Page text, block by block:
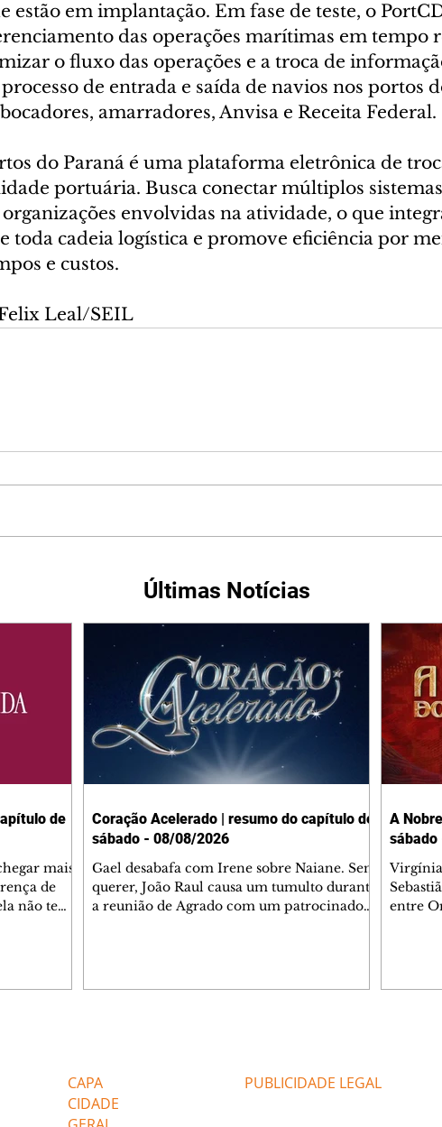
estão em implantação. Em fase de teste, o
das operações marítimas em tempo
o fluxo das operações e a troca de
de entrada e saída de navios nos portos
amarradores, Anvisa e Receita Federal.
do Paraná é uma plataforma eletrônica de
portuária. Busca conectar múltiplos
envolvidas na atividade, o que
toda cadeia logística e promove eficiência por
e custos.
Leal/SEIL
Últimas Notícias
de
mais
de
não tem
de
Coração Acelerado | resumo do capítulo de
sábado - 08/08/2026
Gael desabafa com Irene sobre Naiane. Sem
querer, João Raul causa um tumulto durante
a reunião de Agrado com um patrocinador.
termina o relacionamento dos dois.
A
entre
CAPA
CIDADE
PUBLICIDADE LEGAL